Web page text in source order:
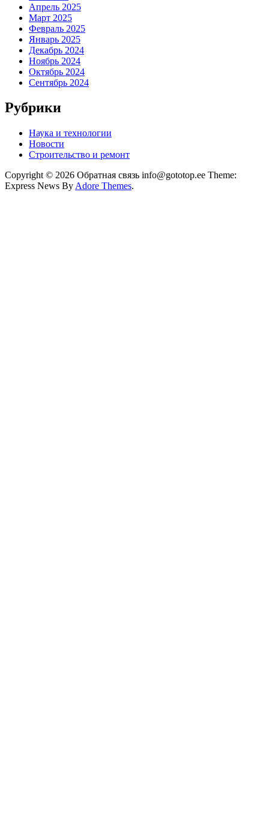
Апрель 2025
Март 2025
Февраль 2025
Январь 2025
Декабрь 2024
Ноябрь 2024
Октябрь 2024
Сентябрь 2024
Рубрики
Наука и технологии
Новости
Строительство и ремонт
Copyright © 2026 Обратная связь info@gototop.ee Theme:
Express News By Adore Themes.